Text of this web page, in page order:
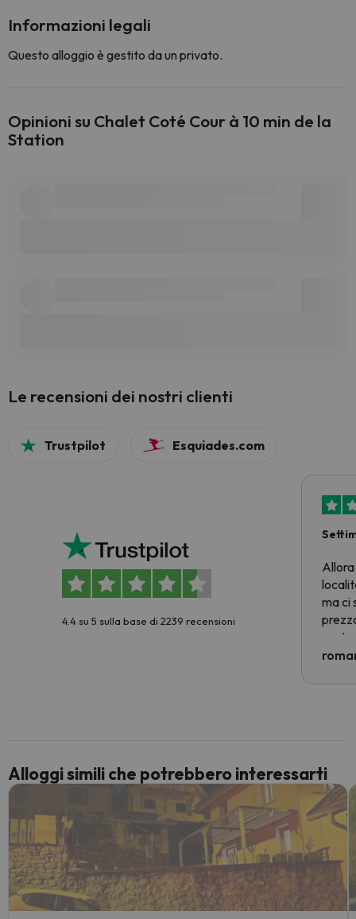
Informazioni legali
Questo alloggio è gestito da un privato.
Opinioni su Chalet Coté Cour à 10 min de la
Station
Le recensioni dei nostri clienti
Trustpilot Esquiades.com
4.4 su 5 sulla base di 2239 recensioni
Allora
ma ci
Alloggi simili che potrebbero interessarti